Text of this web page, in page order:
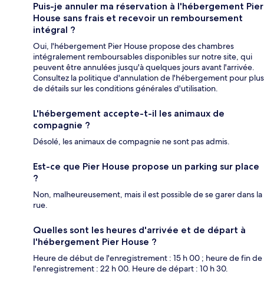
Puis-je annuler ma réservation à l'hébergement Pier
House sans frais et recevoir un remboursement
intégral ?
Oui, l'hébergement Pier House propose des chambres
intégralement remboursables disponibles sur notre site, qui
peuvent être annulées jusqu'à quelques jours avant l'arrivée.
Consultez la politique d'annulation de l'hébergement pour plus
de détails sur les conditions générales d'utilisation.
L'hébergement accepte-t-il les animaux de
compagnie ?
Désolé, les animaux de compagnie ne sont pas admis.
Est-ce que Pier House propose un parking sur place
?
Non, malheureusement, mais il est possible de se garer dans la
rue.
Quelles sont les heures d'arrivée et de départ à
l'hébergement Pier House ?
Heure de début de l'enregistrement : 15 h 00 ; heure de fin de
l'enregistrement : 22 h 00. Heure de départ : 10 h 30.